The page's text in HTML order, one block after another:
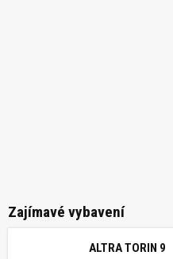
Zajímavé vybavení
ALTRA TORIN 9